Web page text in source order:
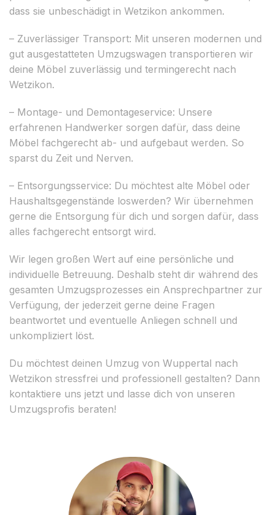
dass sie unbeschädigt in Wetzikon ankommen.
– Zuverlässiger Transport: Mit unseren modernen und
gut ausgestatteten Umzugswagen transportieren wir
deine Möbel zuverlässig und termingerecht nach
Wetzikon.
– Montage- und Demontageservice: Unsere
erfahrenen Handwerker sorgen dafür, dass deine
Möbel fachgerecht ab- und aufgebaut werden. So
sparst du Zeit und Nerven.
– Entsorgungsservice: Du möchtest alte Möbel oder
Haushaltsgegenstände loswerden? Wir übernehmen
gerne die Entsorgung für dich und sorgen dafür, dass
alles fachgerecht entsorgt wird.
Wir legen großen Wert auf eine persönliche und
individuelle Betreuung. Deshalb steht dir während des
gesamten Umzugsprozesses ein Ansprechpartner zur
Verfügung, der jederzeit gerne deine Fragen
beantwortet und eventuelle Anliegen schnell und
unkompliziert löst.
Du möchtest deinen Umzug von Wuppertal nach
Wetzikon stressfrei und professionell gestalten? Dann
kontaktiere uns jetzt und lasse dich von unseren
Umzugsprofis beraten!